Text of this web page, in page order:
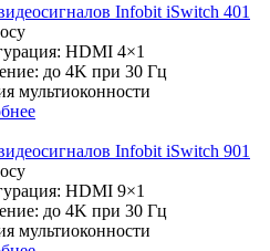
Infobit iSwitch 401
HDMI 4×1
до 4K при 30 Гц
мультиоконности
Infobit iSwitch 901
HDMI 9×1
до 4K при 30 Гц
мультиоконности